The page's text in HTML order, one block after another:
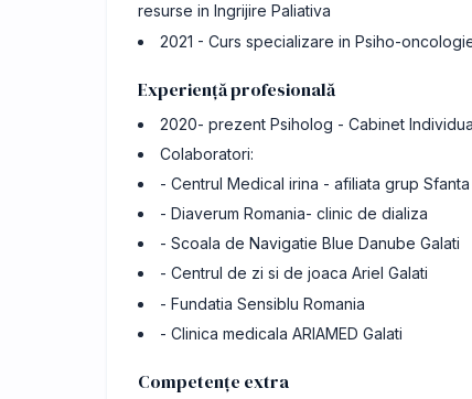
resurse in Ingrijire Paliativa
2021 - Curs specializare in Psiho-
Experiență profesională
2020- prezent Psiholog - Cabinet
Colaboratori:
- Centrul Medical irina - afiliata grup Sfanta
- Diaverum Romania- clinic de dializa
- Scoala de Navigatie Blue Danube Galati
- Centrul de zi si de joaca Ariel Galati
- Fundatia Sensiblu Romania
- Clinica medicala ARIAMED Galati
Competențe extra